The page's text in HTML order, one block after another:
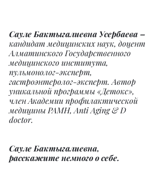
Сауле Бактыгалиевна Усербаева –
кандидат медицинских наук, доцент
Алматинского Государственного
медицинского института,
пульмонолог-эксперт,
гастроэнтеролог-эксперт. Автор
уникальной программы «Детокс»,
член Академии профилактической
медицины РАМН, Anti Aging & D
doctor.
Сауле Бактыгалиевна,
расскажите немного о себе.